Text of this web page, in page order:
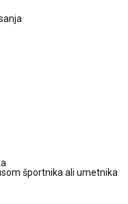
športnika ali umetnika